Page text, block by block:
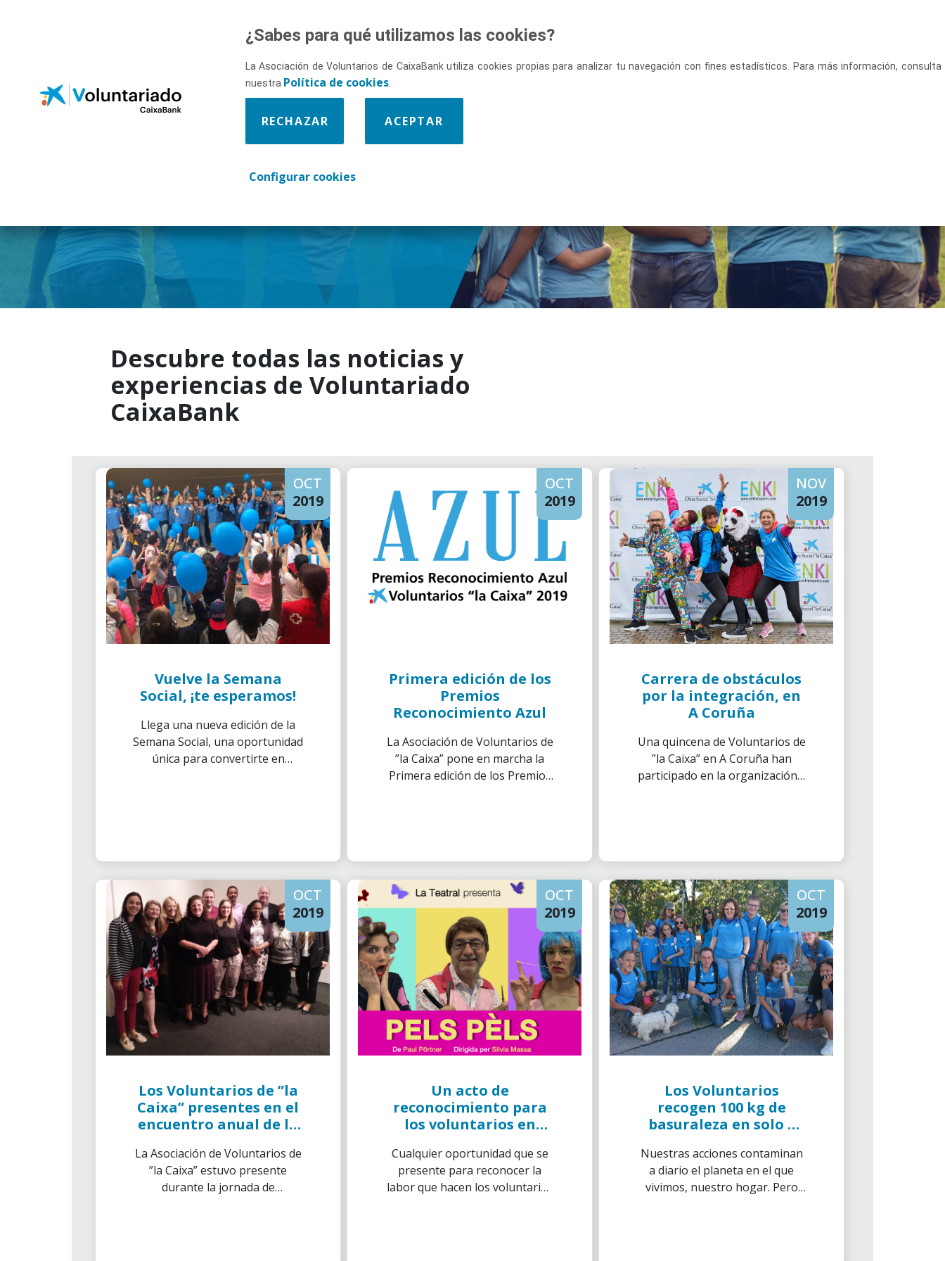
Descúbrenos
Descubre todas las noticias y
experiencias de Voluntariado
CaixaBank
OCT
2019
Vuelve la Semana
Social, ¡te esperamos!
Llega una nueva edición de la
Semana Social, una oportunidad
única para convertirte en
OCT
2019
Primera edición de los
Premios
Reconocimiento Azul
La Asociación de Voluntarios de
”la Caixa” pone en marcha la
Primera edición de los Premios
presentar sus candidaturas
hasta el 31 de octubre.
NOV
2019
Carrera de obstáculos
por la integración, en
A Coruña
Una quincena de Voluntarios de
”la Caixa” en A Coruña han
participado en la organización y
han sido las protagonistas.
OCT
2019
Los Voluntarios de ”la
Caixa” presentes en el
encuentro anual de la
La Asociación de Voluntarios de
”la Caixa” estuvo presente
durante la jornada de
OCT
2019
Un acto de
reconocimiento para
los voluntarios en
Cualquier oportunidad que se
presente para reconocer la
labor que hacen los voluntarios
OCT
2019
Los Voluntarios
recogen 100 kg de
basuraleza en solo 3
Nuestras acciones contaminan
a diario el planeta en el que
vivimos, nuestro hogar. Pero
¿Sabes para qué utilizamos las cookies?
La Asociación de Voluntarios de CaixaBank utiliza cookies propias para analizar tu navegación con fines estadísticos. Para más información, consulta
nuestra Política de cookies.
RECHAZAR ACEPTAR
Configurar cookies